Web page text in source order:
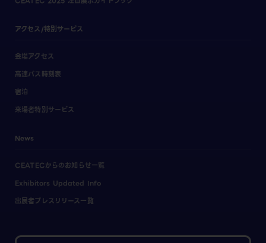
アクセス/特別サービス
会場アクセス
高速バス時刻表
宿泊
来場者特別サービス
News
CEATECからのお知らせ一覧
Exhibitors Updated Info
出展者プレスリリース一覧